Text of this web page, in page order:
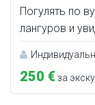
Погулять по
лангуров и
250 €за